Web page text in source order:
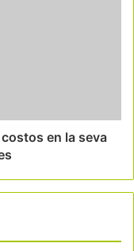
en la seva